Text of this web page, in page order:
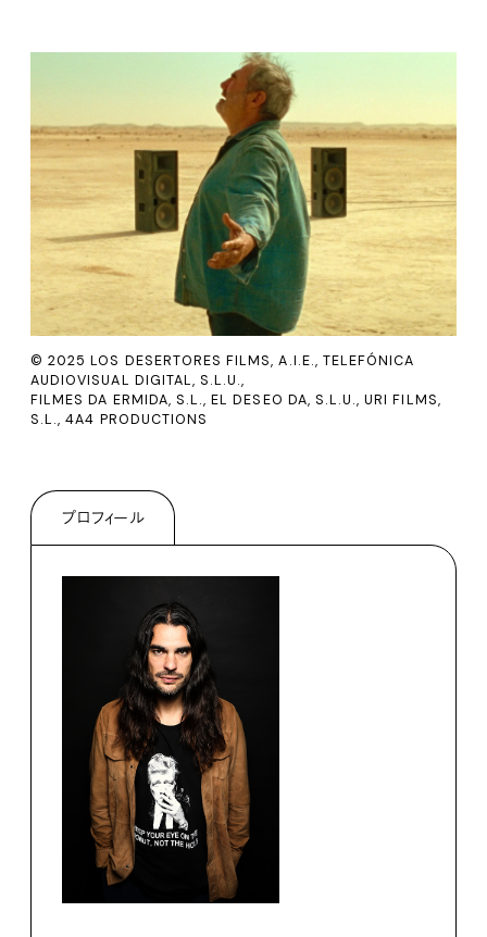
© 2025 LOS DESERTORES FILMS, A.I.E., TELEFÓNICA
AUDIOVISUAL DIGITAL, S.L.U.,
FILMES DA ERMIDA, S.L., EL DESEO DA, S.L.U., URI FILMS,
S.L., 4A4 PRODUCTIONS
プロフィール